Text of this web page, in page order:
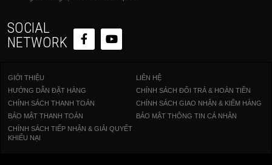
SOCIAL
NETWORK
GIỚI THIỆU
LIÊN HỆ
HƯỚNG DẪN ĐẶT HÀNG
CHÍNH SÁCH ĐỔI TRẢ & HOÀN TIỀN
CHÍNH SÁCH THANH TOÁN
CHÍNH SÁCH GIAO NHẬN & KIỂM HÀNG
BẢO MẬT THANH TOÁN
BẢO MẬT THÔNG TIN CÁ NHÂN
CHÍNH SÁCH TIẾP NHẬN & GIẢI QUYẾT
KHIẾU NẠI